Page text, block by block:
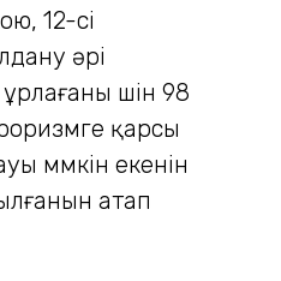
12-сі
әрі
үшін 98
қарсы
мүмкін екенін
атап